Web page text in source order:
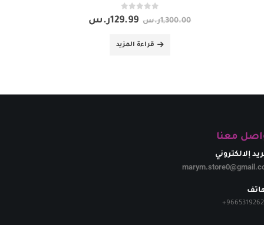
1,300.00ر.س 129.99ر.س
قراءة المزيد
معنا
إلالكتروني
+